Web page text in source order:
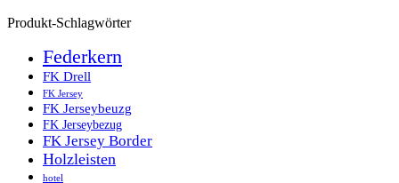
Produkt-Schlagwörter
Federkern
FK Drell
FK Jersey
FK Jerseybeuzg
FK Jerseybezug
FK Jersey Border
Holzleisten
hotel